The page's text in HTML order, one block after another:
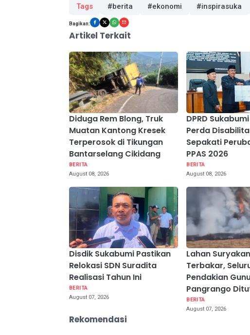
Tags #berita #ekonomi #inspirasuka
Bagikan:
Artikel Terkait
Diduga Rem Blong, Truk
Muatan Kantong Kresek
Terperosok di Tikungan
Bantarselang Cikidang
BERITA
August 08, 2026
DPRD
Perda
Sepakati
PPAS 2026
BERITA
August 08, 2026
Disdik Sukabumi Pastikan
Relokasi SDN Suradita
Realisasi Tahun Ini
BERITA
August 07, 2026
Lahan
Terbakar,
Pendakian
Pangrango
BERITA
August 07, 2026
Rekomendasi